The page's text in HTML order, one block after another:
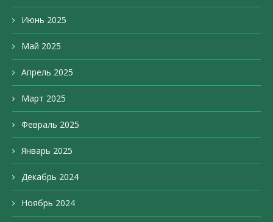
Июнь 2025
Май 2025
Апрель 2025
Март 2025
Февраль 2025
Январь 2025
Декабрь 2024
Ноябрь 2024